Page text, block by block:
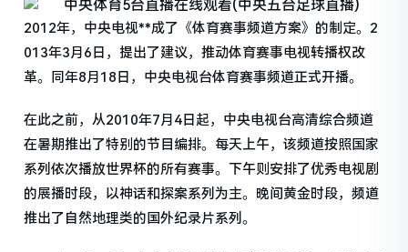
2012年，中央电视**成了《体育赛事频道方案》的制定。2
013年3月6日，提出了建议，推动体育赛事电视转播权改
革。同年8月18日，中央电视台体育赛事频道正式开播。
在此之前，从2010年7月4日起，中央电视台高清综合频道
在暑期推出了特别的节目编排。每天上午，该频道按照国家
系列依次播放世界杯的所有赛事。下午则安排了优秀电视剧
的展播时段，以神话和探案系列为主。晚间黄金时段，频道
推出了自然地理类的国外纪录片系列。